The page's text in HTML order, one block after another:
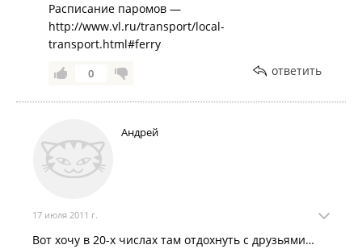
Расписание паромов —
http://www.vl.ru/transport/local-
transport.html#ferry
0 ответить
Андрей
17 июля 2011 г.
Вот хочу в 20-х числах там отдохнуть с друзьями…